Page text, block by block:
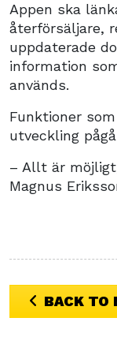
Appen ska
återförsäljare,
uppdaterade
information
används.
Funktioner
utveckling
– Allt är
Magnus
BACK TO